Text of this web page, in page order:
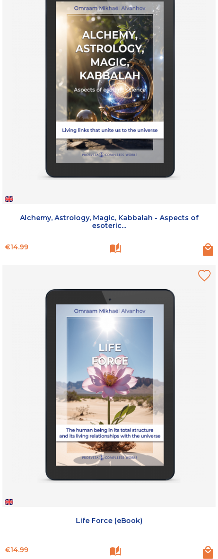
Alchemy, Astrology, Magic, Kabbalah - Aspects of
esoteric...
Price
€14.99
Life Force (eBook)
Price
€14.99